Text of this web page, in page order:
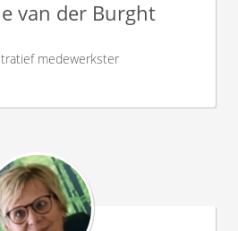
van der Burght
medewerkster